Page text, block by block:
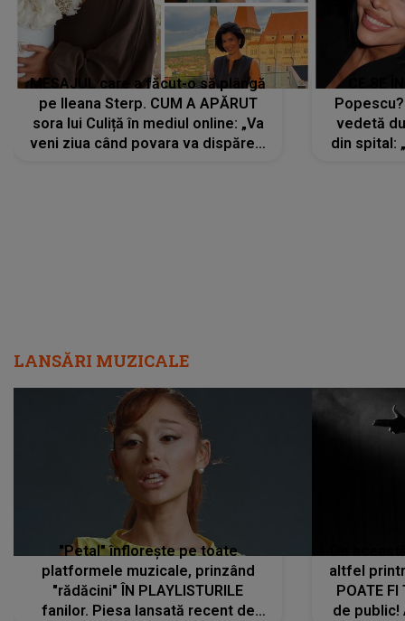
MESAJUL care a făcut-o să plângă
pe Ileana Sterp. CUM A APĂRUT
sora lui Culiță în mediul online: „Va
veni ziua când povara va dispărea,
vedetă
din spital:
LANSĂRI MUZICALE
"Petal" înflorește pe toate
platformele muzicale, prinzând
"rădăcini" ÎN PLAYLISTURILE
fanilor. Piesa lansată recent de
altfel
POATE FI
de public!